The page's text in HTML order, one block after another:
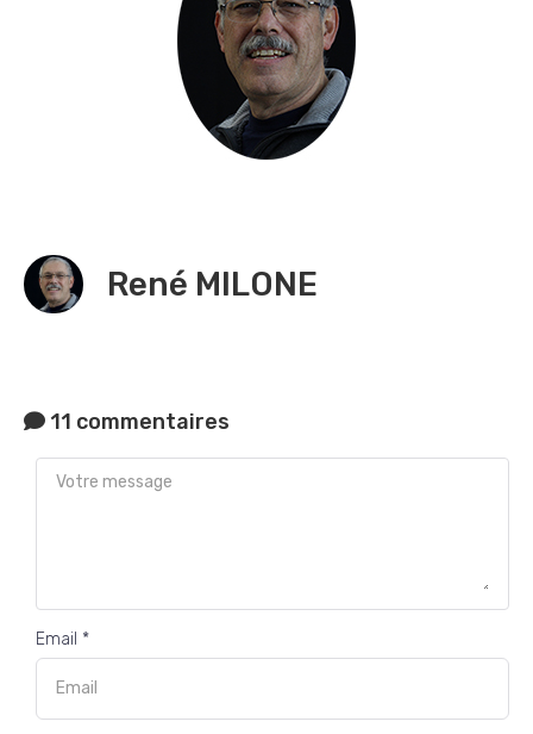
René MILONE
11 commentaires
Email *